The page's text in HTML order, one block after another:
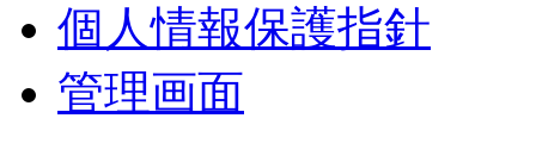
個人情報保護指針
管理画面